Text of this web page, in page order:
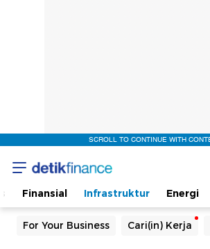
SCROLL TO CONTINUE WITH
Finansial Infrastruktur Energi
For Your Business Cari(in) Kerja